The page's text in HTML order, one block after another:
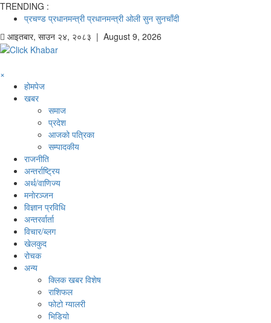
TRENDING :
प्रचण्ड प्रधानमन्त्री प्रधानमन्त्री ओली सुन सुनचाँदी
आइतबार, साउन २४, २०८३ | August 9, 2026
×
होमपेज
खबर
समाज
प्रदेश
आजको पत्रिका
सम्पादकीय
राजनीति
अन्तर्राष्ट्रिय
अर्थ/वाणिज्य
मनाेरञ्जन
विज्ञान प्रविधि
अन्तरर्वार्ता
विचार/ब्लग
खेलकुद
रोचक
अन्य
क्लिक खबर विशेष
राशिफल
फोटो ग्यालरी
भिडियो